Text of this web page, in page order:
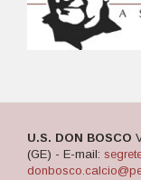
U.S. DON BOSCO
(GE) - E-mail: